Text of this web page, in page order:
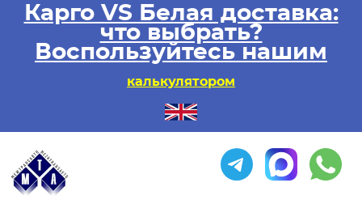
Карго VS Белая доставка:
что выбрать?
Воспользуйтесь нашим
калькулятором